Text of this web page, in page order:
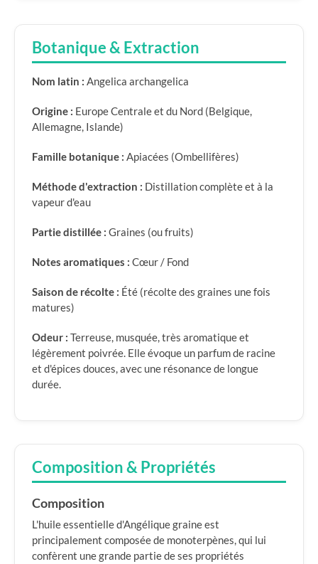
Botanique & Extraction
Nom latin : Angelica archangelica
Origine : Europe Centrale et du Nord (Belgique,
Allemagne, Islande)
Famille botanique : Apiacées (Ombellifères)
Méthode d'extraction : Distillation complète et à la
vapeur d'eau
Partie distillée : Graines (ou fruits)
Notes aromatiques : Cœur / Fond
Saison de récolte : Été (récolte des graines une fois
matures)
Odeur : Terreuse, musquée, très aromatique et
légèrement poivrée. Elle évoque un parfum de racine
et d'épices douces, avec une résonance de longue
durée.
Composition & Propriétés
Composition
L'huile essentielle d'Angélique graine est
principalement composée de monoterpènes, qui lui
confèrent une grande partie de ses propriétés